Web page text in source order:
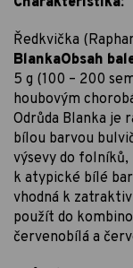
Ředkvička
BlankaObsah
5 g (100 – 200
houbovým
Odrůda Blanka je
bílou barvou
výsevy do folníků,
k atypické bílé
vhodná k
použít do
červenobílá a